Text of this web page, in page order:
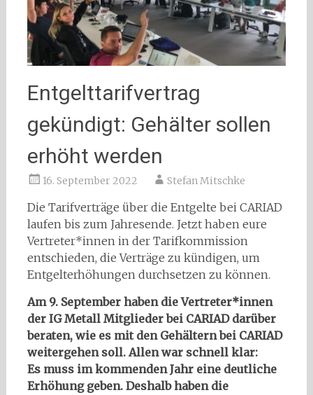
Entgelttarifvertrag
gekündigt: Gehälter sollen
erhöht werden
16. September 2022 Stefan Mitschke
Die Tarifverträge über die Entgelte bei CARIAD
laufen bis zum Jahresende. Jetzt haben eure
Vertreter*innen in der Tarifkommission
entschieden, die Verträge zu kündigen, um
Entgelterhöhungen durchsetzen zu können.
Am 9. September haben die Vertreter*innen
der IG Metall Mitglieder bei CARIAD darüber
beraten, wie es mit den Gehältern bei CARIAD
weitergehen soll. Allen war schnell klar:
Es muss im kommenden Jahr eine deutliche
Erhöhung geben. Deshalb haben die